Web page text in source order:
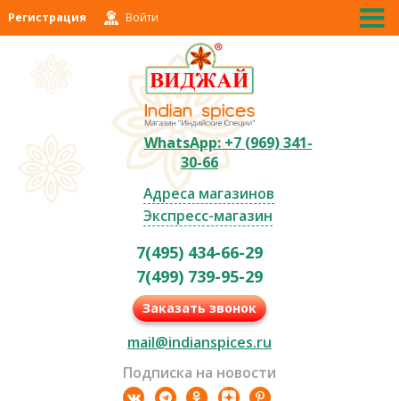
Регистрация Войти
WhatsApp: +7 (969) 341-
30-66
Адреса магазинов
Экспресс-магазин
7(495) 434-66-29
7(499) 739-95-29
Заказать звонок
mail@indianspices.ru
Подписка на новости